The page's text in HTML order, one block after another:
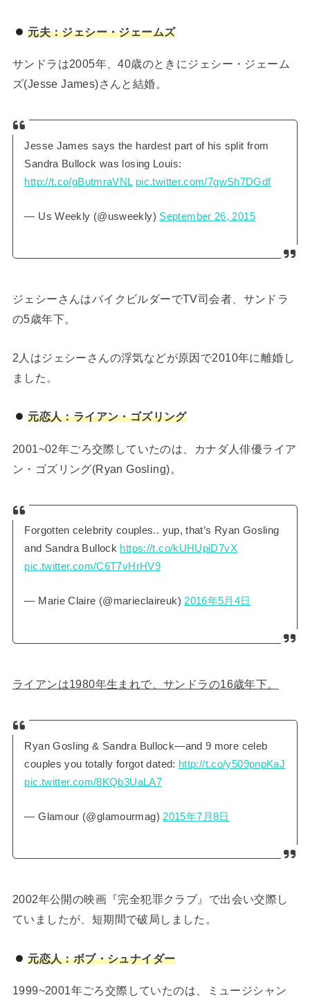
元夫：ジェシー・ジェームズ
サンドラは2005年、40歳のときにジェシー・ジェーム
ズ(Jesse James)さんと結婚。
Jesse James says the hardest part of his split from
Sandra Bullock was losing Louis:
http://t.co/gButmraVNL pic.twitter.com/7gwSh7DGdf
— Us Weekly (@usweekly) September 26, 2015
ジェシーさんはバイクビルダーでTV司会者、サンドラ
の5歳年下。
2人はジェシーさんの浮気などが原因で2010年に離婚し
ました。
元恋人：ライアン・ゴズリング
2001~02年ごろ交際していたのは、カナダ人俳優ライア
ン・ゴズリング(Ryan Gosling)。
Forgotten celebrity couples.. yup, that’s Ryan Gosling
and Sandra Bullock https://t.co/kUHUpiD7vX
pic.twitter.com/C6T7vHrHV9
— Marie Claire (@marieclaireuk) 2016年5月4日
ライアンは1980年生まれで、サンドラの16歳年下。
Ryan Gosling & Sandra Bullock—and 9 more celeb
couples you totally forgot dated: http://t.co/y509pnpKaJ
pic.twitter.com/8KQb3UaLA7
— Glamour (@glamourmag) 2015年7月8日
2002年公開の映画『完全犯罪クラブ』で出会い交際し
ていましたが、短期間で破局しました。
元恋人：ボブ・シュナイダー
1999~2001年ごろ交際していたのは、ミュージシャン